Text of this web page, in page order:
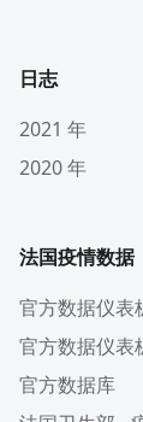
日志
2021 年
2020 年
法国疫情数据
官方数据仪表
官方数据仪表
官方数据库